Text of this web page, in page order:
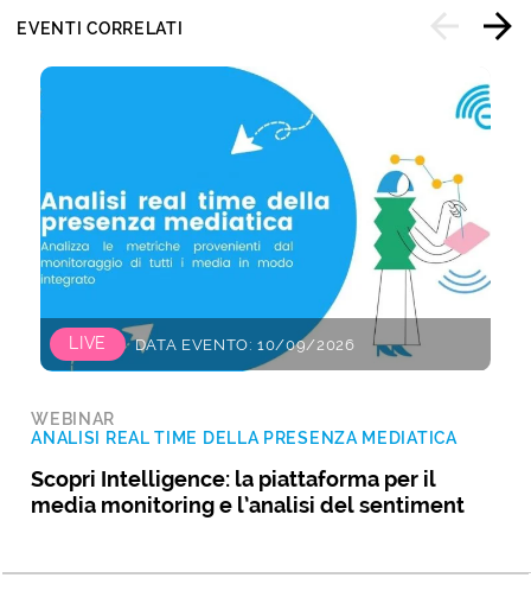
EVENTI CORRELATI
LIVE DATA EVENTO: 10/09/2026
WEBINAR
ANALISI REAL TIME DELLA PRESENZA MEDIATICA
Scopri Intelligence: la piattaforma per il
media monitoring e l’analisi del sentiment